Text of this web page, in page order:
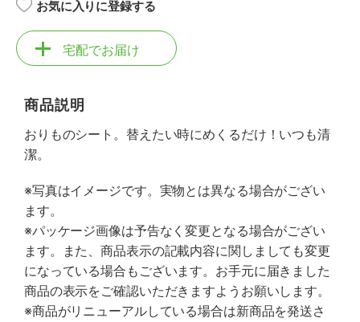
お気に入りに登録する
宅配でお届け
商品説明
おりものシート。替えたい時にめくるだけ！いつも清
潔。
※写真はイメージです。実物とは異なる場合がござい
ます。
※パッケージ画像は予告なく変更となる場合がござい
ます。また、商品表示の記載内容に関しましても変更
になっている場合もございます。お手元に届きました
商品の表示をご確認いただきますようお願いします。
※商品がリニューアルしている場合は新商品を発送さ